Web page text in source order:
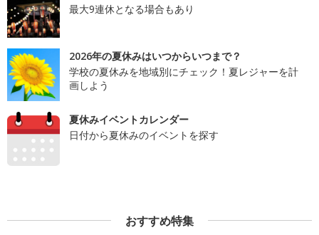
最大9連休となる場合もあり
2026年の夏休みはいつからいつまで？
学校の夏休みを地域別にチェック！夏レジャーを計
画しよう
夏休みイベントカレンダー
日付から夏休みのイベントを探す
おすすめ特集